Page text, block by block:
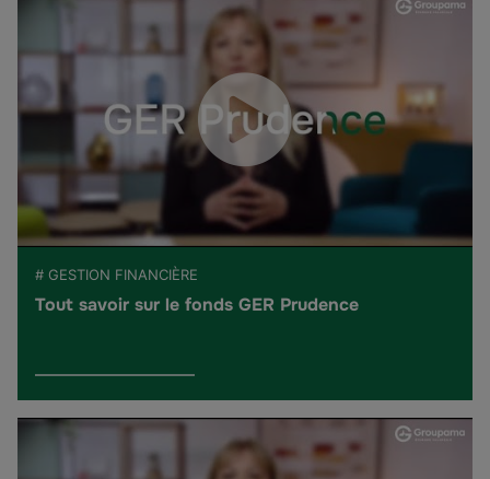
# GESTION FINANCIÈRE
Tout savoir sur le fonds GER Prudence